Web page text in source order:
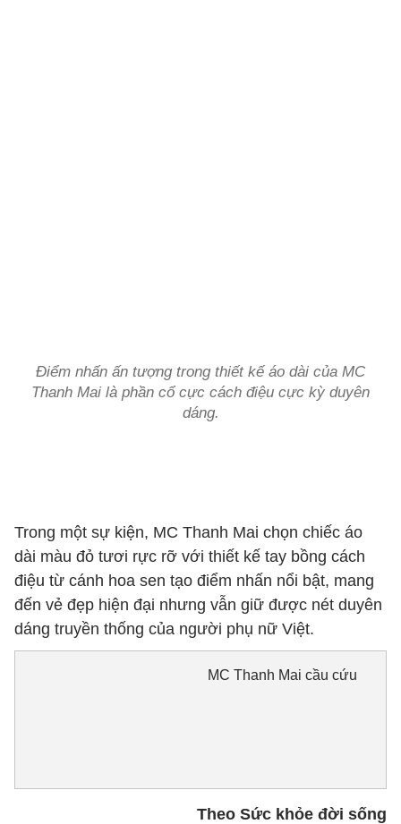
Điểm nhấn ấn tượng trong thiết kế áo dài của MC
Thanh Mai là phần cổ cực cách điệu cực kỳ duyên
dáng.
Trong một sự kiện, MC Thanh Mai chọn chiếc áo
dài màu đỏ tươi rực rỡ với thiết kế tay bồng cách
điệu từ cánh hoa sen tạo điểm nhấn nổi bật, mang
đến vẻ đẹp hiện đại nhưng vẫn giữ được nét duyên
dáng truyền thống của người phụ nữ Việt.
MC Thanh Mai cầu cứu
Theo Sức khỏe đời sống